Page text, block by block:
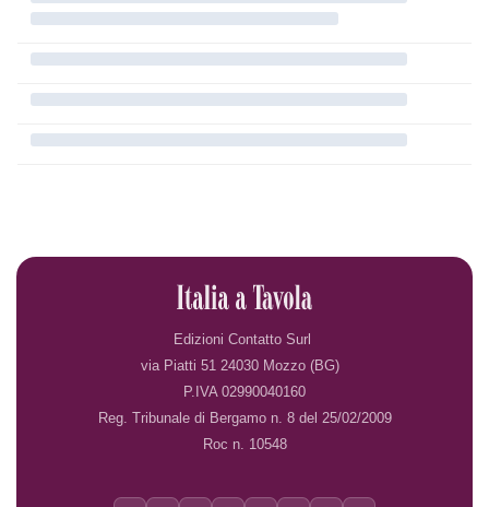
Edizioni Contatto Surl
via Piatti 51 24030 Mozzo (BG)
P.IVA 02990040160
Reg. Tribunale di Bergamo n. 8 del 25/02/2009
Roc n. 10548